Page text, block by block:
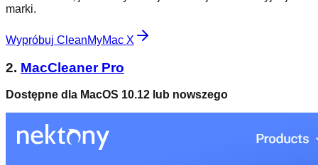
marki.
Wypróbuj CleanMyMac X
2. MacCleaner Pro
Dostępne dla MacOS 10.12 lub nowszego